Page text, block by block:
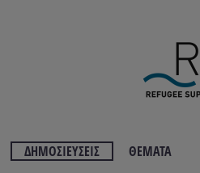
ΔΗΜΟΣΙΕΎΣΕΙΣ ΘΈΜΑΤΑ